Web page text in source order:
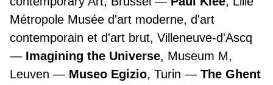
Métropole Musée d'art moderne, d'art
contemporain et d'art brut, Villeneuve-d'Ascq
Imagining the Universe, Museum M,
Leuven
Museo Egizio, Turin
The Ghent